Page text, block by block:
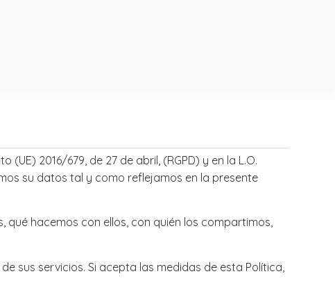
(UE) 2016/679, de 27 de abril, (RGPD) y en la L.O.
su datos tal y como reflejamos en la presente
hacemos con ellos, con quién los compartimos,
sus servicios. Si acepta las medidas de esta Política,